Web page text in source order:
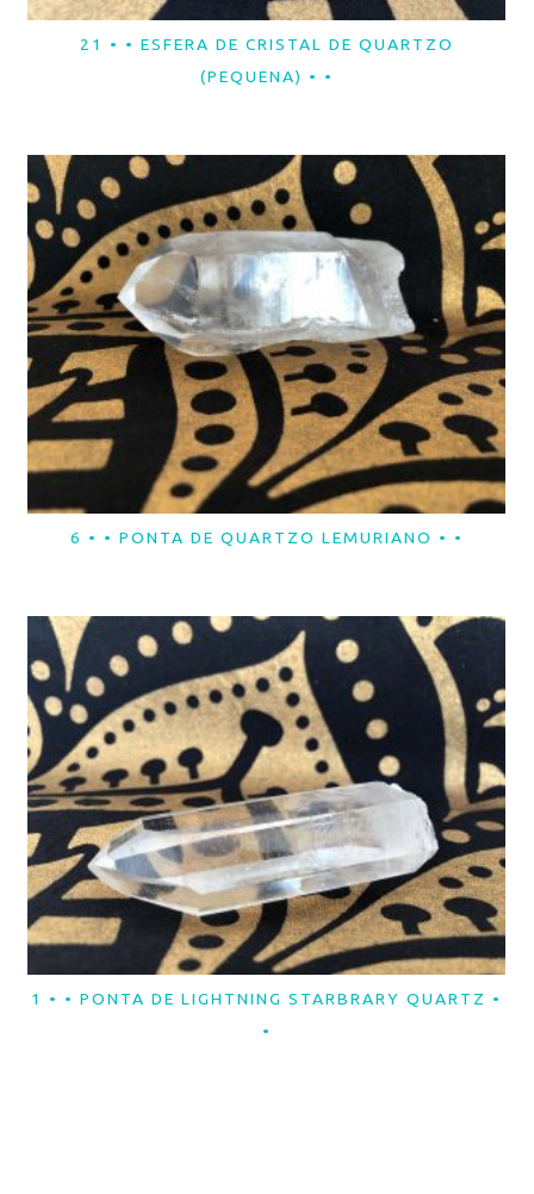
LER MAIS
21 • • ESFERA DE CRISTAL DE QUARTZO
(PEQUENA) • •
LER MAIS
6 • • PONTA DE QUARTZO LEMURIANO • •
LER MAIS
1 • • PONTA DE LIGHTNING STARBRARY QUARTZ •
•